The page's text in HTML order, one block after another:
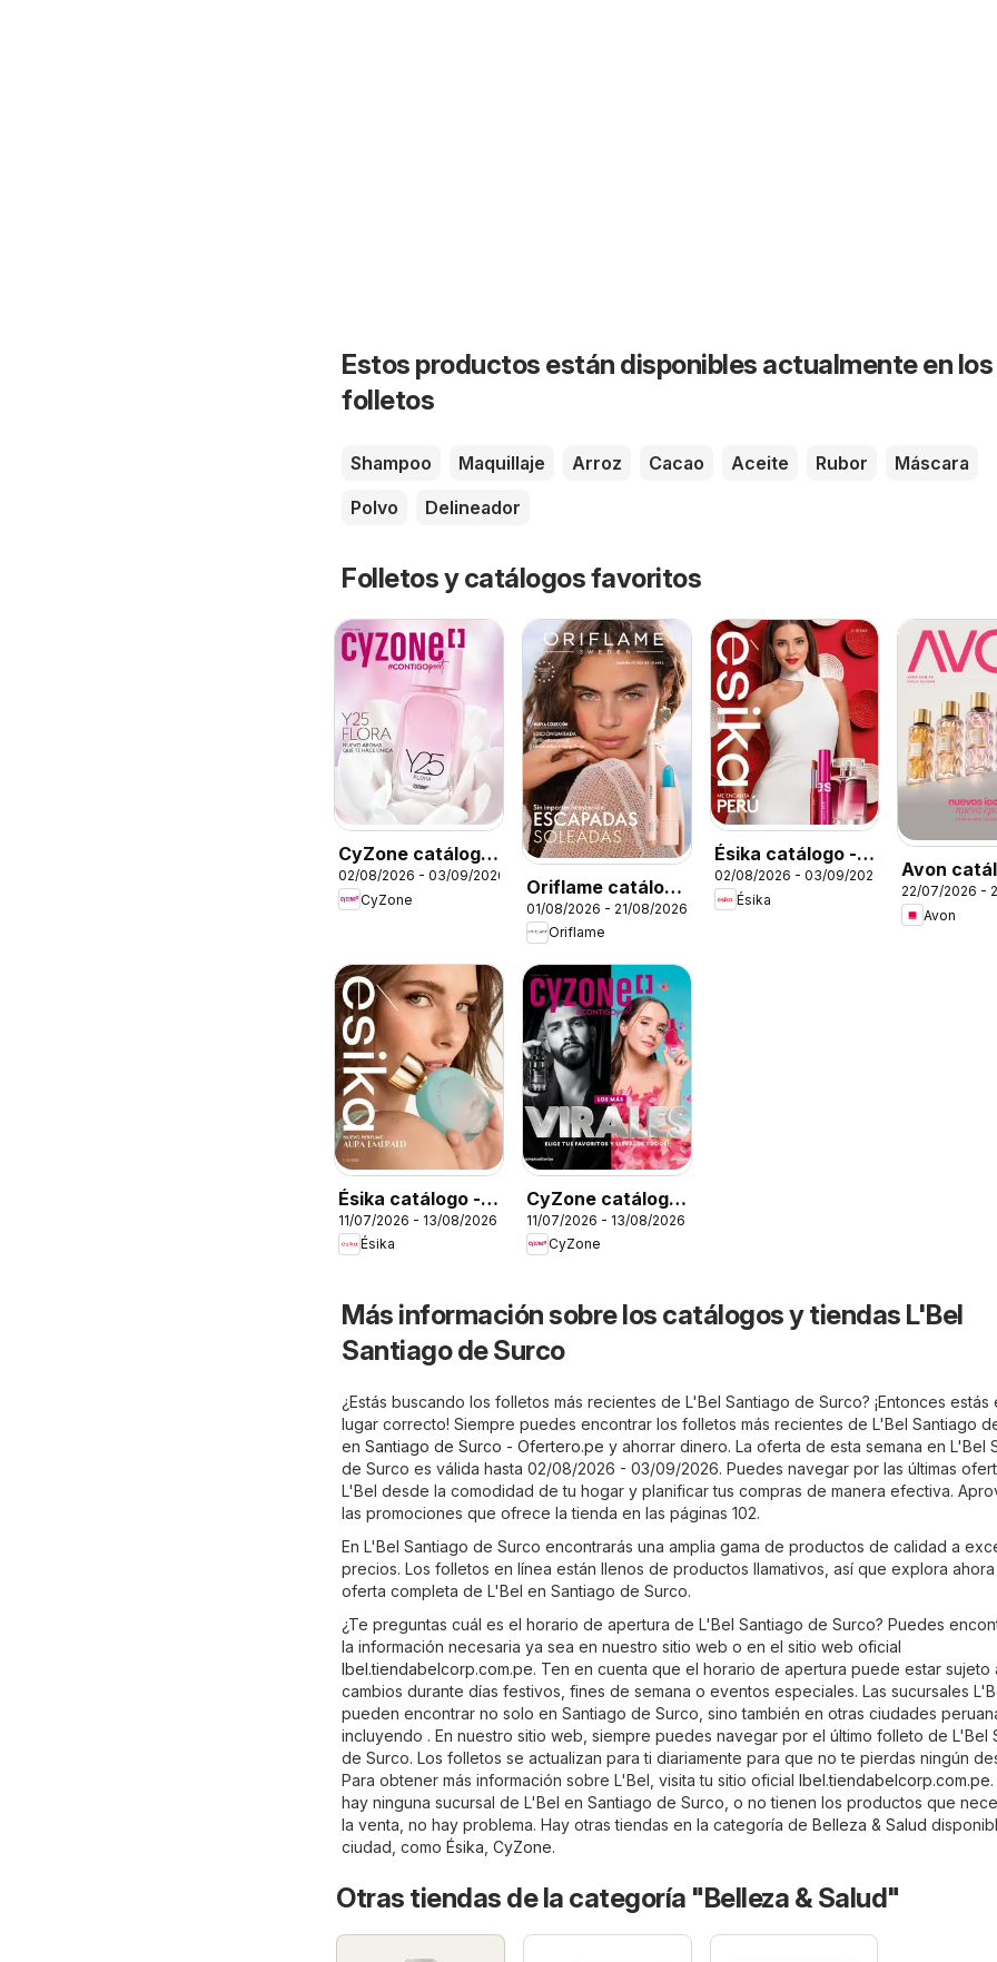
Estos productos están disponibles actualmente en los
folletos
Shampoo Maquillaje Arroz Cacao Aceite Rubor
Máscara
Polvo
Delineador
Folletos y catálogos favoritos
CyZone catálogo
- Campaña 13
02/08/2026 - 03/09/2026
CyZone
Oriflame catálogo
- Campaña 11
01/08/2026 - 21/08/2026
Oriflame
Ésika catálogo -
Campaña 13
02/08/2026 - 03/09/2026
Ésika
Avon
Campaña
22/07/2026 -
Avon
Ésika catálogo -
Campaña 12
11/07/2026 - 13/08/2026
Ésika
CyZone catálogo
- Campaña 12
11/07/2026 - 13/08/2026
CyZone
Más información sobre los catálogos y tiendas L'Bel
Santiago de Surco
¿Estás buscando los folletos más recientes de L'Bel Santiago de Surco? ¡Entonces estás
lugar correcto! Siempre puedes encontrar los folletos más recientes de L'Bel Santiago
en Santiago de Surco - Ofertero.pe y ahorrar dinero. La oferta de esta semana en L'Bel
de Surco es válida hasta 02/08/2026 - 03/09/2026. Puedes navegar por las últimas
L'Bel desde la comodidad de tu hogar y planificar tus compras de manera efectiva.
las promociones que ofrece la tienda en las páginas 102.
En L'Bel Santiago de Surco encontrarás una amplia gama de productos de calidad a
precios. Los folletos en línea están llenos de productos llamativos, así que explora ahora
oferta completa de L'Bel en Santiago de Surco.
¿Te preguntas cuál es el horario de apertura de L'Bel Santiago de Surco? Puedes
la información necesaria ya sea en nuestro sitio web o en el sitio web oficial
lbel.tiendabelcorp.com.pe. Ten en cuenta que el horario de apertura puede estar sujeto
cambios durante días festivos, fines de semana o eventos especiales. Las sucursales
pueden encontrar no solo en Santiago de Surco, sino también en otras ciudades
incluyendo . En nuestro sitio web, siempre puedes navegar por el último folleto de L'Bel
de Surco. Los folletos se actualizan para ti diariamente para que no te pierdas ningún
Para obtener más información sobre L'Bel, visita tu sitio oficial lbel.tiendabelcorp.com.pe
hay ninguna sucursal de L'Bel en Santiago de Surco, o no tienen los productos que
la venta, no hay problema. Hay otras tiendas en la categoría de Belleza & Salud
ciudad, como Ésika CyZone.
Otras tiendas de la categoría "Belleza & Salud"